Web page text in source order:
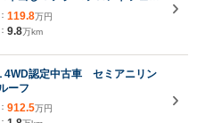
メントシステム マークレビ
外デジタルインナーミラー
119.8万円
9.8万km
4WD認定中古車 セミアニリン
ーフ
912.5万円